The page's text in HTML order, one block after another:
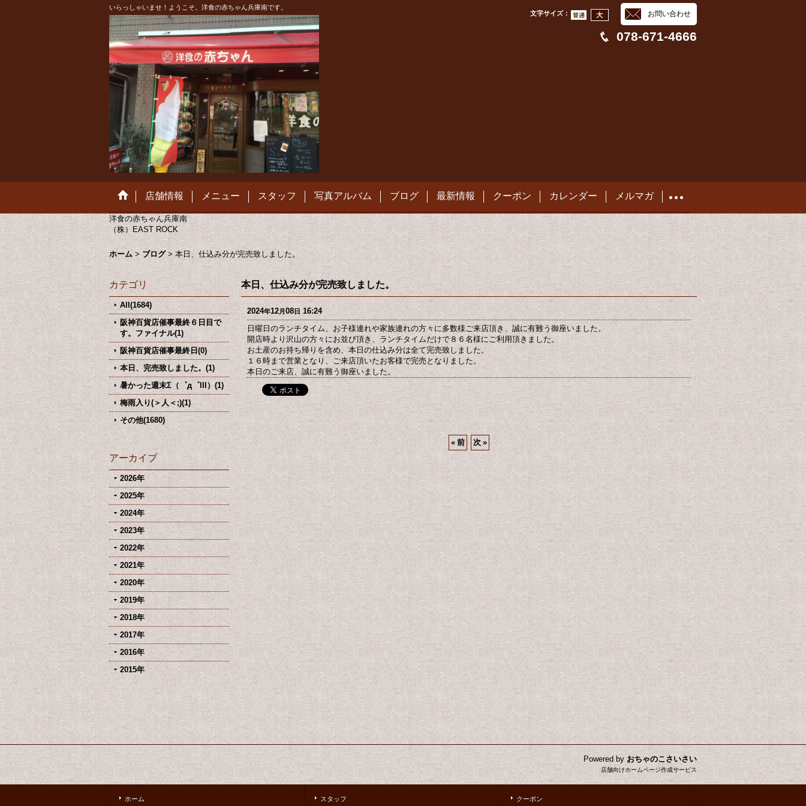
いらっしゃいませ！ようこそ。洋食の赤ちゃん兵庫南です。
お問い合わせ
文字サイズ：
078-671-4666
店舗情報 メニュー スタッフ 写真アルバム ブログ 最新情報 クーポン カレンダー メルマガ
洋食の赤ちゃん兵庫南
（株）EAST ROCK
ホーム > ブログ > 本日、仕込み分が完売致しました。
カテゴリ
All(1684)
阪神百貨店催事最終６日目で
す。ファイナル(1)
阪神百貨店催事最終日(0)
本日、完売致しました。(1)
暑かった週末Σ（゜д゜lll）(1)
梅雨入り(＞人＜;)(1)
その他(1680)
アーカイブ
2026年
2025年
2024年
2023年
2022年
2021年
2020年
2019年
2018年
2017年
2016年
2015年
本日、仕込み分が完売致しました。
2024年12月08日 16:24
日曜日のランチタイム、お子様連れや家族連れの方々に多数様ご来店頂き、誠に有難う御座いました。
開店時より沢山の方々にお並び頂き、ランチタイムだけで８６名様にご利用頂きました。
お土産のお持ち帰りを含め、本日の仕込み分は全て完売致しました。
１６時まで営業となり、ご来店頂いたお客様で完売となりました。
本日のご来店、誠に有難う御座いました。
« 前 次 »
Powered by おちゃのこさいさい
店舗向けホームページ作成サービス
ホーム スタッフ クーポン